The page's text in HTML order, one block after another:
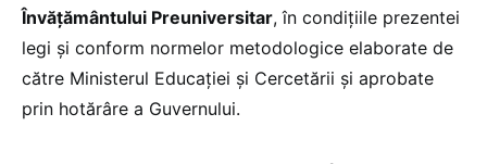
Învățământului Preuniversitar, în condițiile prezentei
legi și conform normelor metodologice elaborate de
către Ministerul Educației și Cercetării și aprobate
prin hotărâre a Guvernului.